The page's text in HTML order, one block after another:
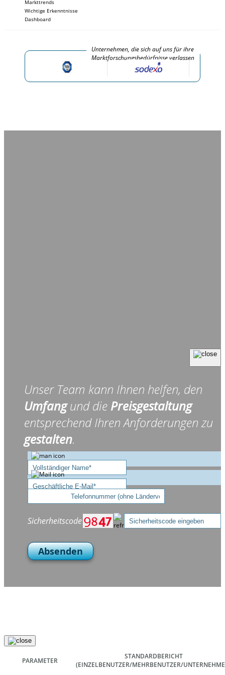
Markttrends
Wichtige Erkenntnisse
Dashboard
Unternehmen, die sich auf uns für ihre
Marktforschungsbedürfnisse verlassen
Unser Team kann Ihnen helfen, den
Umfangund die Preisgestaltung
entsprechend Ihren Anforderungen zu
gestalten.
Sicherheitscode
Absenden
PARAMETER
STANDARDBERICHT
(EINZELBENUTZER/MEHRBENUTZER/